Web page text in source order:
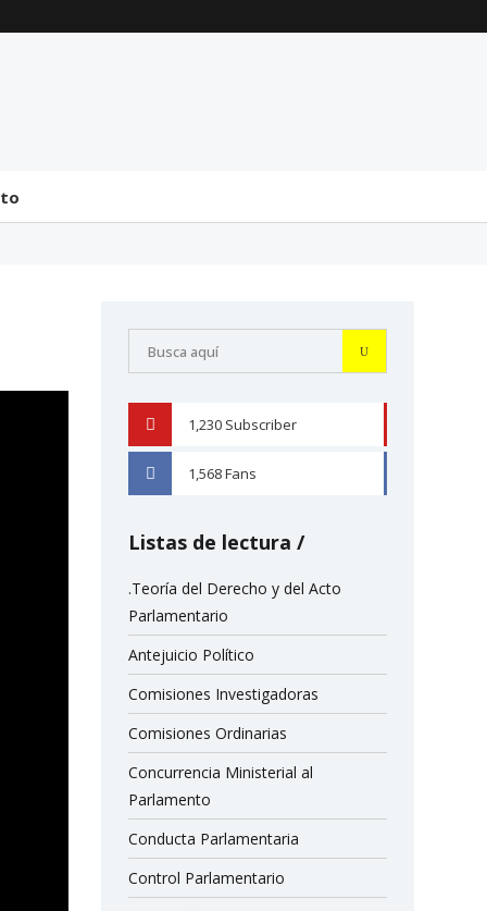
1,230 Subscriber
1,568Fans
Listas de lectura
.Teoría del Derecho y del Acto
Parlamentario
Antejuicio Político
Comisiones Investigadoras
Comisiones Ordinarias
Concurrencia Ministerial al
Parlamento
Conducta Parlamentaria
Control Parlamentario